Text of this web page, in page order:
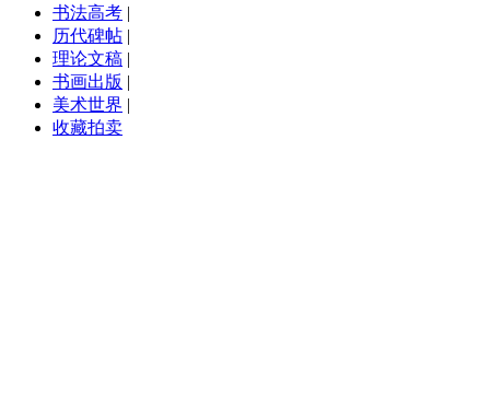
书法高考 |
历代碑帖 |
理论文稿 |
书画出版 |
美术世界 |
收藏拍卖